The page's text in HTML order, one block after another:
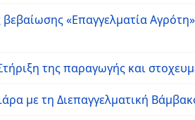
«Επαγγελματία
της παραγωγής και
με τη Διεπαγγελματική